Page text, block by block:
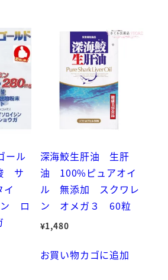
ール
サ
ロ
深海鮫生肝油 生肝
油 100%ピュアオイ
ル 無添加 スクワレ
ン オメガ３ 60粒
¥1,480
お買い物カゴに追加